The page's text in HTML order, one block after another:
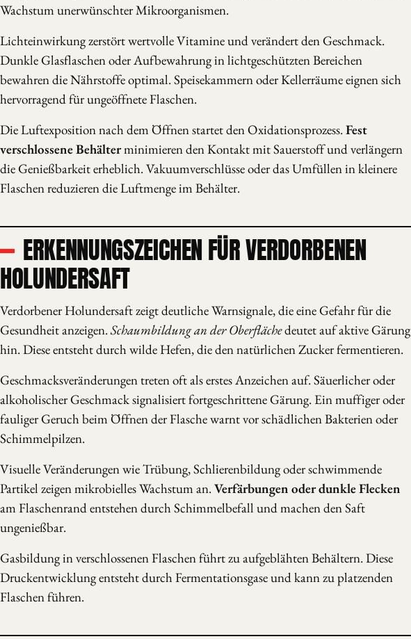
Wachstum unerwünschter Mikroorganismen.
Lichteinwirkung zerstört wertvolle Vitamine und verändert den Geschmack.
Dunkle Glasflaschen oder Aufbewahrung in lichtgeschützten Bereichen
bewahren die Nährstoffe optimal. Speisekammern oder Kellerräume eignen sich
hervorragend für ungeöffnete Flaschen.
Die Luftexposition nach dem Öffnen startet den Oxidationsprozess.Fest
verschlossene Behälterminimieren den Kontakt mit Sauerstoff und verlängern
die Genießbarkeit erheblich. Vakuumverschlüsse oder das Umfüllen in kleinere
Flaschen reduzieren die Luftmenge im Behälter.
ERKENNUNGSZEICHEN FÜR VERDORBENEN
HOLUNDERSAFT
Verdorbener Holundersaft zeigt deutliche Warnsignale, die eine Gefahr für die
Gesundheit anzeigen.Schaumbildung an der Oberflächedeutet auf aktive Gärung
hin. Diese entsteht durch wilde Hefen, die den natürlichen Zucker fermentieren.
Geschmacksveränderungen treten oft als erstes Anzeichen auf. Säuerlicher oder
alkoholischer Geschmack signalisiert fortgeschrittene Gärung. Ein muffiger oder
fauliger Geruch beim Öffnen der Flasche warnt vor schädlichen Bakterien oder
Schimmelpilzen.
Visuelle Veränderungen wie Trübung, Schlierenbildung oder schwimmende
Partikel zeigen mikrobielles Wachstum an.Verfärbungen oder dunkle Flecken
am Flaschenrand entstehen durch Schimmelbefall und machen den Saft
ungenießbar.
Gasbildung in verschlossenen Flaschen führt zu aufgeblähten Behältern. Diese
Druckentwicklung entsteht durch Fermentationsgase und kann zu platzenden
Flaschen führen.